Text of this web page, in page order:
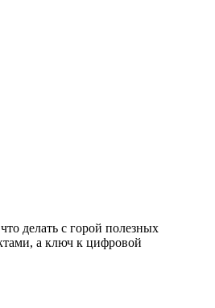
делать с горой полезных
а ключ к цифровой